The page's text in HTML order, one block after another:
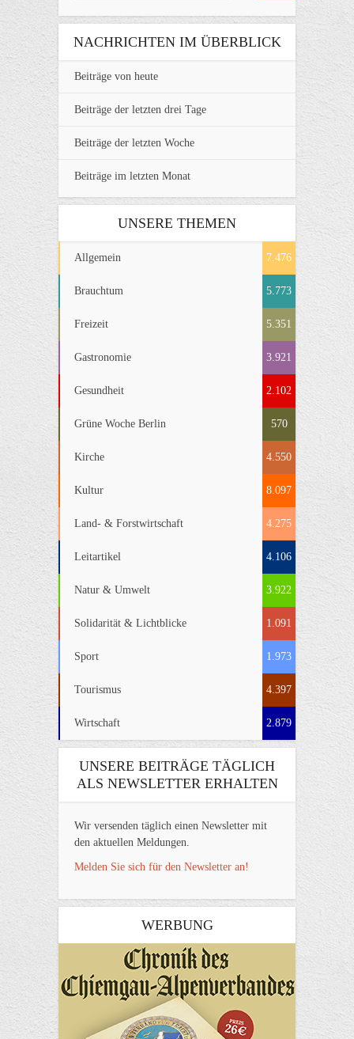
NACHRICHTEN IM ÜBERBLICK
Beiträge von heute
Beiträge der letzten drei Tage
Beiträge der letzten Woche
Beiträge im letzten Monat
UNSERE THEMEN
Allgemein 7.476
Brauchtum 5.773
Freizeit 5.351
Gastronomie 3.921
Gesundheit 2.102
Grüne Woche Berlin 570
Kirche 4.550
Kultur 8.097
Land- & Forstwirtschaft 4.275
Leitartikel 4.106
Natur & Umwelt 3.922
Solidarität & Lichtblicke 1.091
Sport 1.973
Tourismus 4.397
Wirtschaft 2.879
UNSERE BEITRÄGE TÄGLICH
ALS NEWSLETTER ERHALTEN
Wir versenden täglich einen Newsletter mit
den aktuellen Meldungen.
Melden Sie sich für den Newsletter an!
WERBUNG